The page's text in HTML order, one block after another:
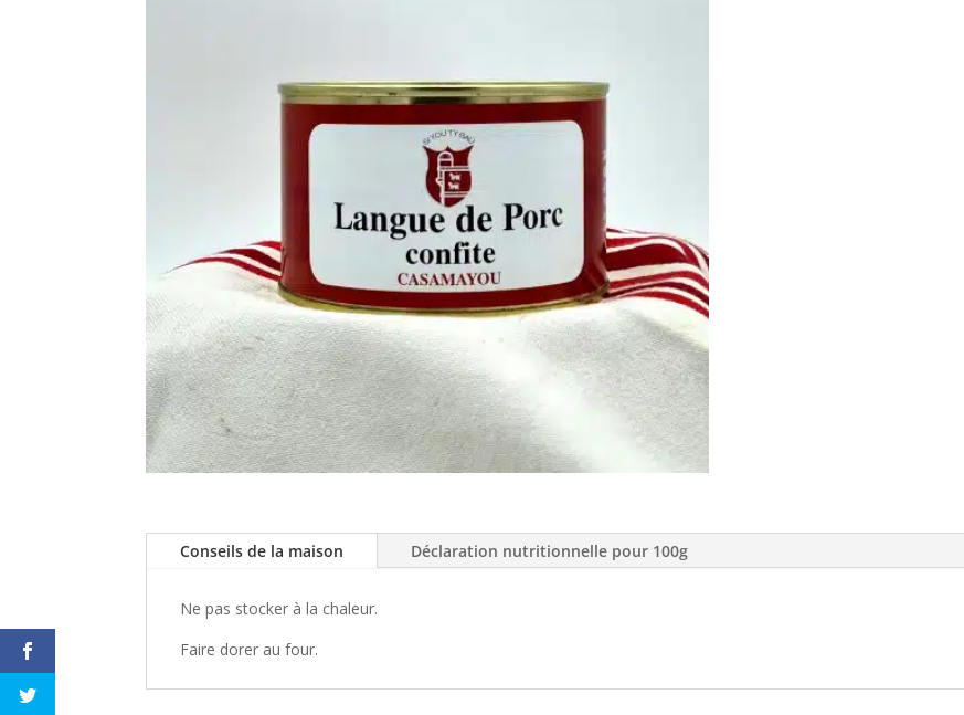
Conseils de la maison Déclaration nutritionnelle pour 100g
Ne pas stocker à la chaleur.
Faire dorer au four.